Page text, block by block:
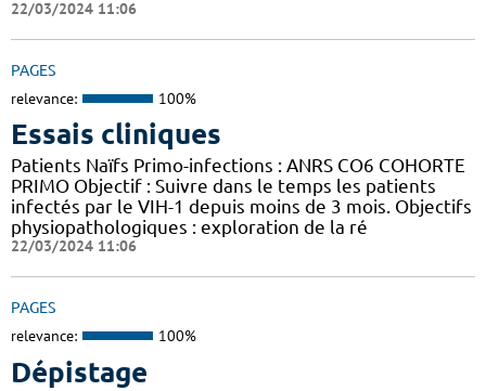
22/03/2024 11:06
PAGES
relevance: 100%
Essais cliniques
Patients Naïfs Primo-infections : ANRS CO6 COHORTE
PRIMO Objectif : Suivre dans le temps les patients
infectés par le VIH-1 depuis moins de 3 mois. Objectifs
physiopathologiques : exploration de la ré
22/03/2024 11:06
PAGES
relevance: 100%
Dépistage